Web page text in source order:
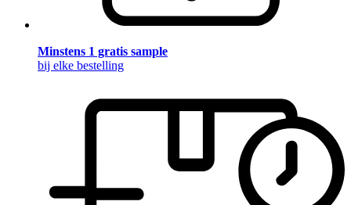
Minstens 1 gratis sample
bij elke bestelling